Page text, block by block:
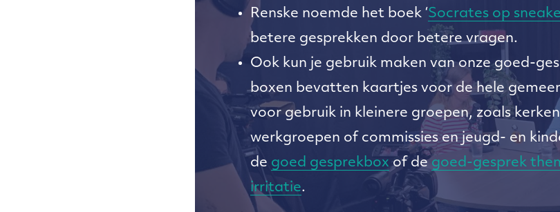
Renske noemde het boek ‘Socrates op
betere gesprekken door betere vragen.
Ook kun je gebruik maken van onze goed-
boxen bevatten kaartjes voor de hele
voor gebruik in kleinere groepen, zoals
werkgroepen of commissies en jeugd- en
de goed gesprekbox of de goed-gesprek
irritatie.